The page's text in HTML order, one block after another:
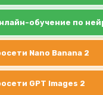
обучение по
Nano Banana 2
GPT Images 2